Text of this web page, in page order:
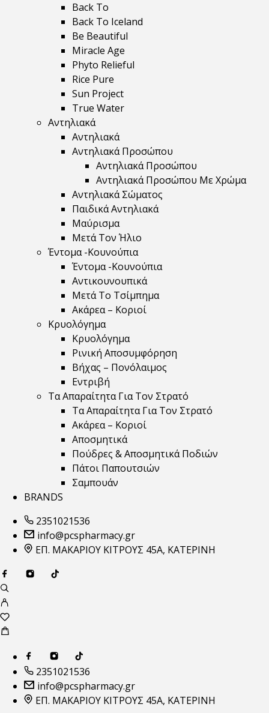
Back To
Back To Iceland
Be Beautiful
Miracle Age
Phyto Relieful
Rice Pure
Sun Project
True Water
Αντηλιακά
Αντηλιακά
Αντηλιακά Προσώπου
Αντηλιακά Προσώπου
Αντηλιακά Προσώπου Με Χρώμα
Αντηλιακά Σώματος
Παιδικά Αντηλιακά
Μαύρισμα
Mετά Τον Ήλιο
Έντομα -Κουνούπια
Έντομα -Κουνούπια
Αντικουνουπικά
Μετά Το Τσίμπημα
Ακάρεα – Κοριοί
Κρυολόγημα
Κρυολόγημα
Ρινική Αποσυμφόρηση
Βήχας – Πονόλαιμος
Εντριβή
Τα Απαραίτητα Για Τον Στρατό
Τα Απαραίτητα Για Τον Στρατό
Ακάρεα – Κοριοί
Αποσμητικά
Πούδρες & Αποσμητικά Ποδιών
Πάτοι Παπουτσιών
Σαμπουάν
BRANDS
2351021536
info@pcspharmacy.gr
ΕΠ. ΜΑΚΑΡΙΟΥ ΚΙΤΡΟΥΣ 45Α, ΚΑΤΕΡΙΝΗ
2351021536
info@pcspharmacy.gr
ΕΠ. ΜΑΚΑΡΙΟΥ ΚΙΤΡΟΥΣ 45Α, ΚΑΤΕΡΙΝΗ